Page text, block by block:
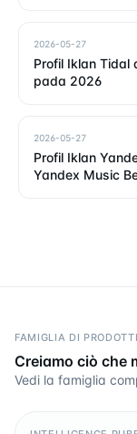
2026-05-27
Profil Iklan Tidal
pada 2026
2026-05-27
Profil Iklan
Yandex Music
FAMIGLIA DI
Creiamo ciò che
Vedi la famiglia